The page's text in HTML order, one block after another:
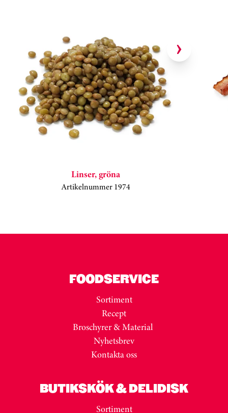
Linser, gröna
Artikelnummer 1974
FOODSERVICE
Sortiment
Recept
Broschyrer & Material
Nyhetsbrev
Kontakta oss
BUTIKSKÖK & DELIDISK
Sortiment